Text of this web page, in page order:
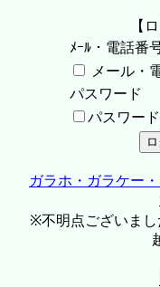
【
ﾒｰﾙ・電話番
メール・
パスワード
パスワー
ガラホ・ガラケー
※不明点ございま